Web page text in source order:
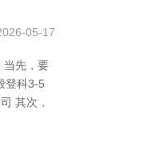
05-17
当先，要
登科3-5
其次，